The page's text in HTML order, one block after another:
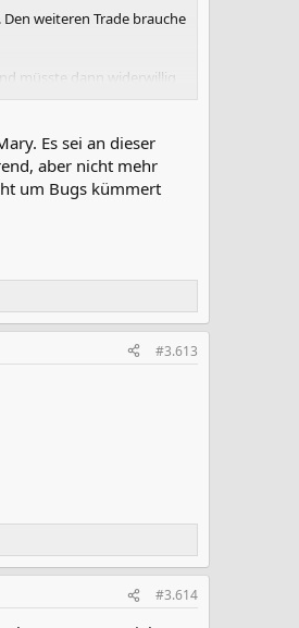
weiteren Trade brauche
müsste dann widerwillig
Es sei an dieser
aber nicht mehr
um Bugs kümmert
#3.613
#3.614